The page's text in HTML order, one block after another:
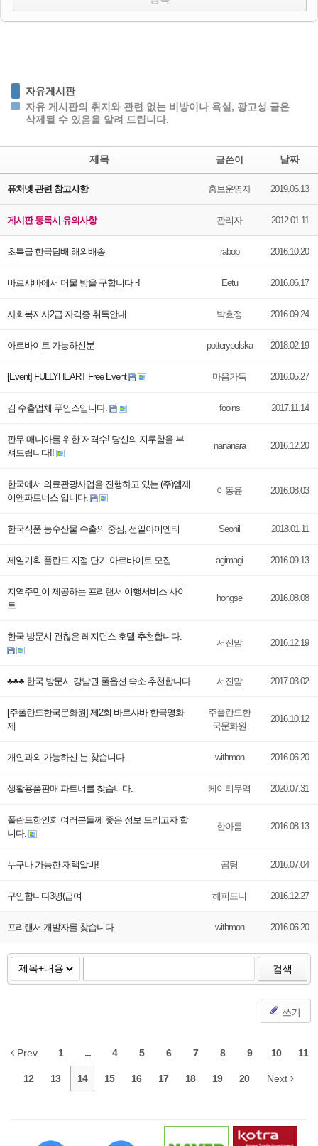
자유게시판
자유 게시판의 취지와 관련 없는 비방이나 욕설, 광고성 글은
삭제될 수 있음을 알려 드립니다.
제목 글쓴이 날짜
퓨처넷 관련 참고사항 홍보운영자 2019.06.13
게시판 등록시 유의사항 관리자 2012.01.11
초특급 한국담배 해외배송 rabob 2016.10.20
바르샤바에서 머물 방을 구합니다~! Eetu 2016.06.17
사회복지사2급 자격증 취득안내 박효정 2016.09.24
아르바이트 가능하신분 potterypolska 2018.02.19
[Event] FULLYHEART Free Event 마음가득 2016.05.27
김 수출업체 푸인스입니다. fooins 2017.11.14
판무 매니아를 위한 저격수! 당신의 지루함을 부
셔드립니다!!
nananara 2016.12.20
한국에서 의료관광사업을 진행하고 있는 (주)엠제
이앤파트너스 입니다.
이동윤 2016.08.03
한국식품 농수산물 수출의 중심, 선일아이엔티 Seonil 2018.01.11
제일기획 폴란드 지점 단기 아르바이트 모집 agimagi 2016.09.13
지역주민이 제공하는 프리랜서 여행서비스 사이
트
hongse 2016.08.08
한국 방문시 괜찮은 레지던스 호텔 추천합니다.
서진맘 2016.12.19
♣♣♣ 한국 방문시 강남권 풀옵션 숙소 추천합니다 서진맘 2017.03.02
[주폴란드한국문화원] 제2회 바르샤바 한국영화
제
주폴란드한
국문화원
2016.10.12
개인과외 가능하신 분 찾습니다. withmon 2016.06.20
생활용품판매 파트너를 찾습니다. 케이티무역 2020.07.31
폴란드한인회 여러분들께 좋은 정보 드리고자 합
니다.
한아름 2016.08.13
누구나 가능한 재택알바! 곰팅 2016.07.04
구인합니다3명(급여 해피도니 2016.12.27
프리랜서 개발자를 찾습니다. withmon 2016.06.20
검색
쓰기
Prev 1 ... 4 5 6 7 8 9 10 11
12 13 14 15 16 17 18 19 20 Next